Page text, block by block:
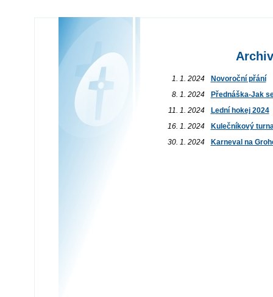
1. 1. 2024
Novoroční přání
8. 1. 2024
Přednáška-Jak
11. 1. 2024
Lední hokej 2024
16. 1. 2024
Kulečníkový
30. 1. 2024
Karneval na